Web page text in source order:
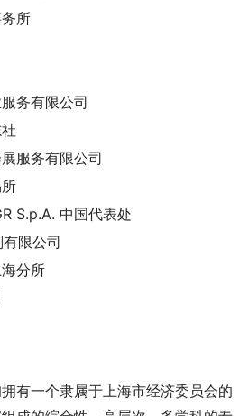
所
务有限公司
服务有限公司
S.p.A. 中国代表处
限公司
分所
一个隶属于上海市经济委员会的